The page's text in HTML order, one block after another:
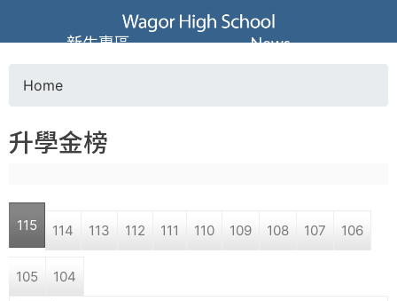
Jump to navigation
葳
格
高
中
學
o
u
a
r
Home
升學金榜
115 114 113 112 111 110 109 108 107 106
105 104
新生專區 News